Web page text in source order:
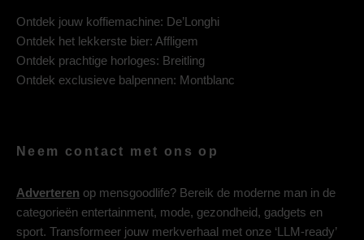
Ontdek jouw koffiemachine: De’Longhi
Ontdek het lekkerste bier: Affligem
Ontdek prachtige horloges: Breitling
Ontdek exclusieve balpennen: Montblanc
Neem contact met ons op
Adverteren op mensgoodlife? Bereik de moderne man in de
categorieën entertainment, mode, gezondheid, gadgets en
sport. Transformeer jouw merkverhaal met onze ‘LLM-ready’